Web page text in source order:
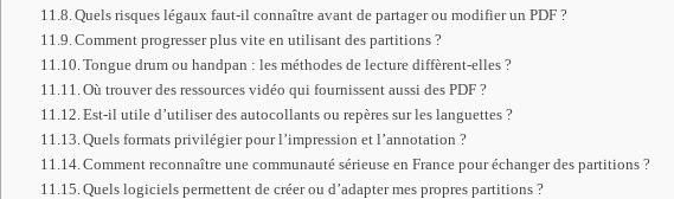
Quels risques légaux faut-il connaître avant de partager ou modifier un PDF ?
Comment progresser plus vite en utilisant des partitions ?
Tongue drum ou handpan : les méthodes de lecture diffèrent-elles ?
Où trouver des ressources vidéo qui fournissent aussi des PDF ?
Est-il utile d’utiliser des autocollants ou repères sur les languettes ?
Quels formats privilégier pour l’impression et l’annotation ?
Comment reconnaître une communauté sérieuse en France pour échanger des partitions ?
Quels logiciels permettent de créer ou d’adapter mes propres partitions ?